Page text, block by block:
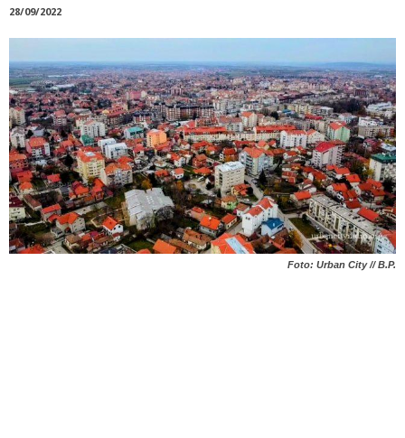
28/09/2022
Foto: Urban City // B.P.